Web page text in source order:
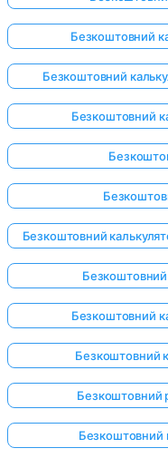
Безкоштовний
Безкоштовний
Безкоштовний
Безкоштовний
Безкоштовний
Безкоштовний
Безкоштовний
Безкоштовний